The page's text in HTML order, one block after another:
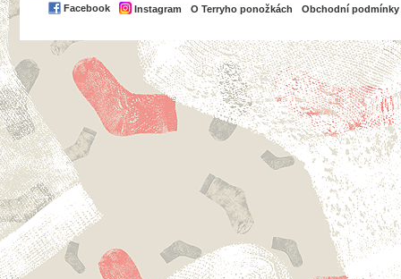
Facebook Instagram O Terryho ponožkách Obchodní podmínky
PayPal